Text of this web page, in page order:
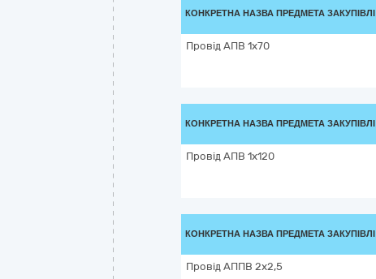
КОНКРЕТНА НАЗВА ПРЕДМЕТА ЗАКУПІВЛІ
Провід АПВ 1х70
КОНКРЕТНА НАЗВА ПРЕДМЕТА ЗАКУПІВЛІ
Провід АПВ 1х120
КОНКРЕТНА НАЗВА ПРЕДМЕТА ЗАКУПІВЛІ
Провід АППВ 2х2,5